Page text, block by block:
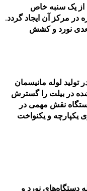
از یک سنبه خاص
مرکز آن ایجاد گردد.
نورد و کشش
لوله مانیسمان
در بیلت را گسترش
نقش مهمی در
یکپارچه و یکنواخت
دستگاه‌های نورد و